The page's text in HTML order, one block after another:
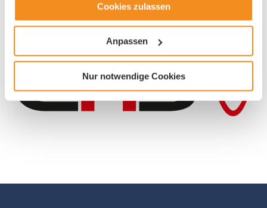
Cookies zulassen
Anpassen
Nur notwendige Cookies